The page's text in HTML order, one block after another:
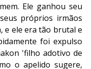
Ele ganhou seu
próprios irmãos
e ele era tão brutal e
foi expulso
'filho adotivo de
o apelido sugere,